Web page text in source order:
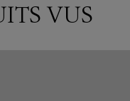
VUS